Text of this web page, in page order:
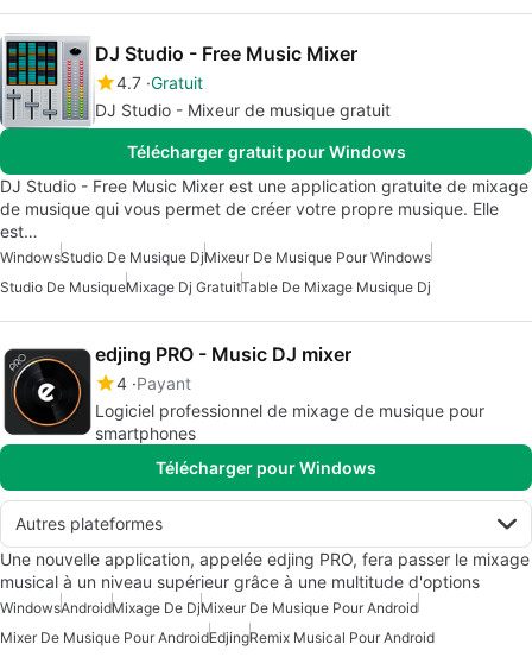
DJ Studio - Free Music Mixer
4.7 Gratuit
DJ Studio - Mixeur de musique gratuit
Télécharger gratuit pour Windows
DJ Studio - Free Music Mixer est une application gratuite de mixage
de musique qui vous permet de créer votre propre musique. Elle
est…
WindowsStudio De Musique DjMixeur De Musique Pour Windows
Studio De MusiqueMixage Dj GratuitTable De Mixage Musique Dj
edjing PRO - Music DJ mixer
4 Payant
Logiciel professionnel de mixage de musique pour
smartphones
Télécharger pour Windows
Autres plateformes
Une nouvelle application, appelée edjing PRO, fera passer le mixage
musical à un niveau supérieur grâce à une multitude d'options
WindowsAndroidMixage De DjMixeur De Musique Pour Android
Mixer De Musique Pour AndroidEdjingRemix Musical Pour Android